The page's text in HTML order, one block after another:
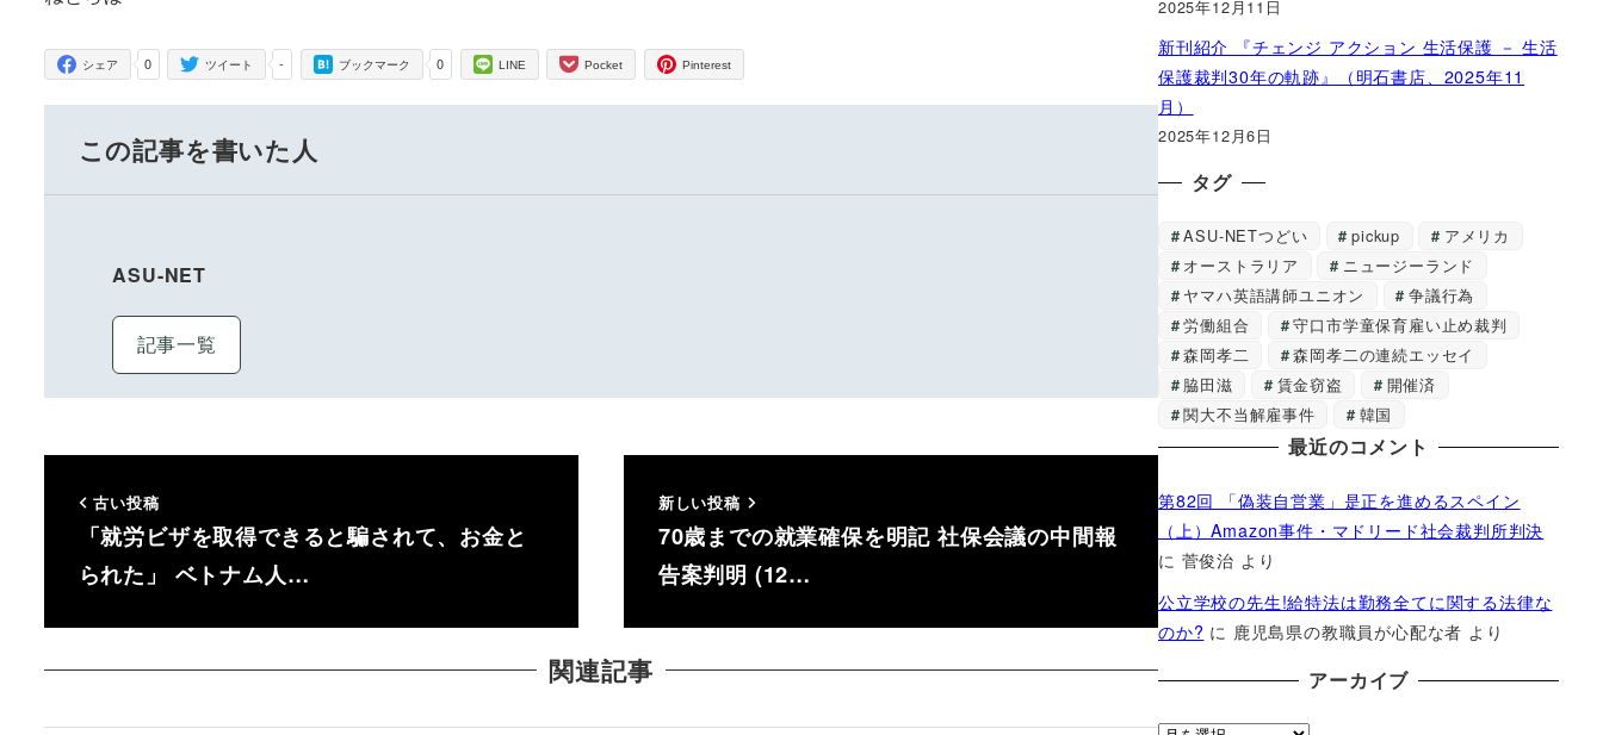
0
シェア -
ツイート 0
ブックマーク LINE Pocket Pinterest
この記事を書いた人
ASU-NET
記事一覧
古い投稿
「就労ビザを取得できると騙されて、お金と
られた」 ベトナム人…
新しい投稿
70歳までの就業確保を明記 社保会議の中間報
告案判明 (12…
関連記事
2025年12月11日
新刊紹介 『チェンジ アクション 生活保護 － 生活
保護裁判30年の軌跡』（明石書店、2025年11
月）
2025年12月6日
タグ
ASU-NETつどい pickup
アメリカ
オーストラリア
ニュージーランド
ヤマハ英語講師ユニオン
争議行為
労働組合
守口市学童保育雇い止め裁判
森岡孝二
森岡孝二の連続エッセイ
脇田滋
賃金窃盗
開催済
関大不当解雇事件
韓国
最近のコメント
第82回 「偽装自営業」是正を進めるスペイン
（上）Amazon事件・マドリード社会裁判所判決
に 菅俊治 より
公立学校の先生!給特法は勤務全てに関する法律な
のか? に 鹿児島県の教職員が心配な者 より
アーカイブ